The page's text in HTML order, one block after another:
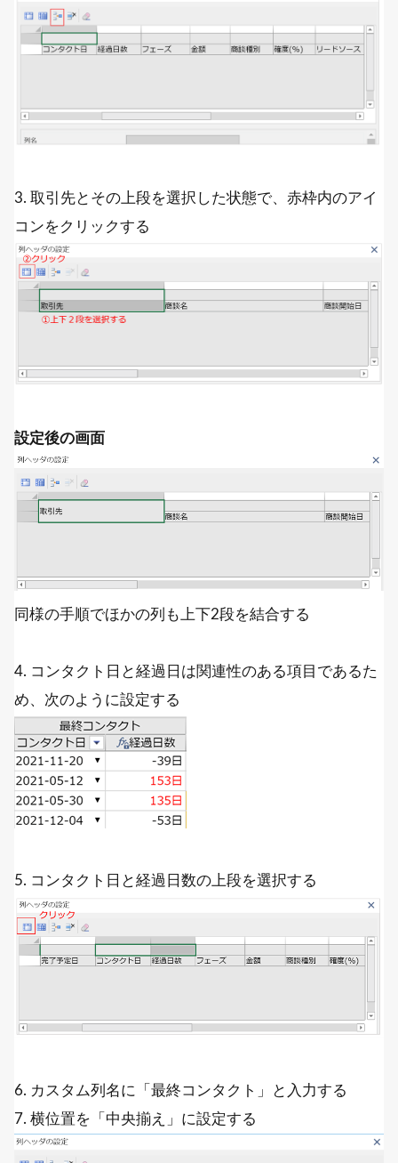
3. 取引先とその上段を選択した状態で、赤枠内のアイ
コンをクリックする
設定後の画面
同様の手順でほかの列も上下2段を結合する
4. コンタクト日と経過日は関連性のある項目であるた
め、次のように設定する
5. コンタクト日と経過日数の上段を選択する
6. カスタム列名に「最終コンタクト」と入力する
7. 横位置を「中央揃え」に設定する